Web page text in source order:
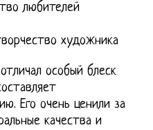
любителей
художника
особый блеск
Его очень ценили за
качества и